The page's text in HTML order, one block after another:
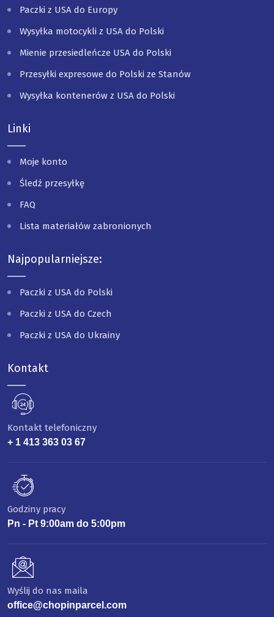
Paczki z USA do Europy
Wysyłka motocykli z USA do Polski
Mienie przesiedleńcze USA do Polski
Przesyłki expresowe do Polski ze Stanów
Wysyłka kontenerów z USA do Polski
Linki
Moje konto
Śledź przesyłkę
FAQ
Lista materiałów zabronionych
Najpopularniejsze:
Paczki z USA do Polski
Paczki z USA do Czech
Paczki z USA do Ukrainy
Kontakt
Kontakt telefoniczny
+ 1 413 363 03 67
Godziny pracy
Pn - Pt 9:00am do 5:00pm
Wyślij do nas maila
office@chopinparcel.com